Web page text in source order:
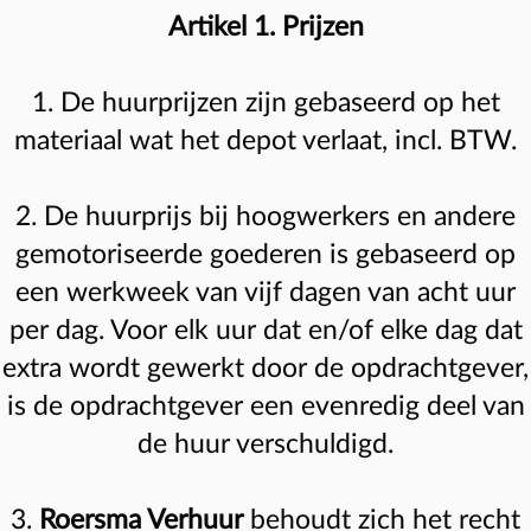
Artikel 1. Prijzen
1. De huurprijzen zijn gebaseerd op het
materiaal wat het depot verlaat, incl. BTW.
2. De huurprijs bij hoogwerkers en andere
gemotoriseerde goederen is gebaseerd op
een werkweek van vijf dagen van acht uur
per dag. Voor elk uur dat en/of elke dag dat
extra wordt gewerkt door de opdrachtgever,
is de opdrachtgever een evenredig deel van
de huur verschuldigd.
3. Roersma Verhuurbehoudt zich het recht